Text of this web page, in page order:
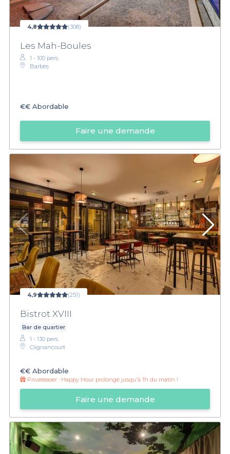
4,8 (308)
Les Mah-Boules
1 - 100 pers.
Barbès
€€ Abordable
Faire une demande
4,9 (251)
Bistrot XVIII
Bar de quartier
1 - 130 pers.
Clignancourt
€€ Abordable
Privateaser : Happy Hour prolongé jusqu'à 1h du matin !
Faire une demande